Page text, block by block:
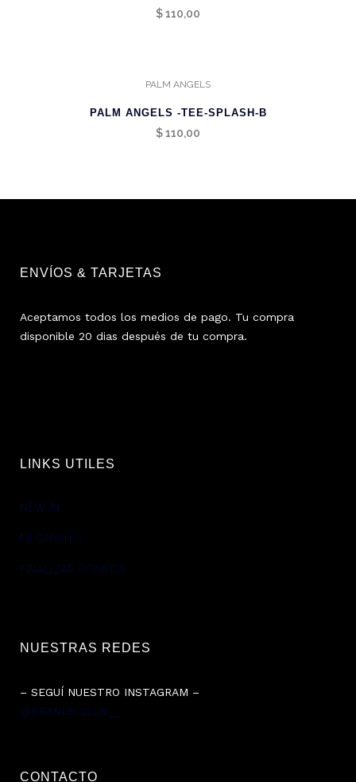
$110,00
PALM ANGELS
PALM ANGELS -TEE-SPLASH-B
$110,00
ENVÍOS & TARJETAS
Aceptamos todos los medios de pago. Tu compra
disponible 20 dias después de tu compra.
LINKS UTILES
NEW IN
MI CARRITO
FINALIZAR COMPRA
NUESTRAS REDES
– SEGUÍ NUESTRO INSTAGRAM –
@BRANDS.CLUB__
CONTACTO